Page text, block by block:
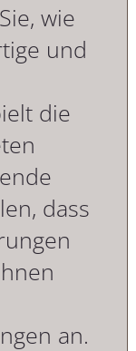
wie
und
die
dass
an.